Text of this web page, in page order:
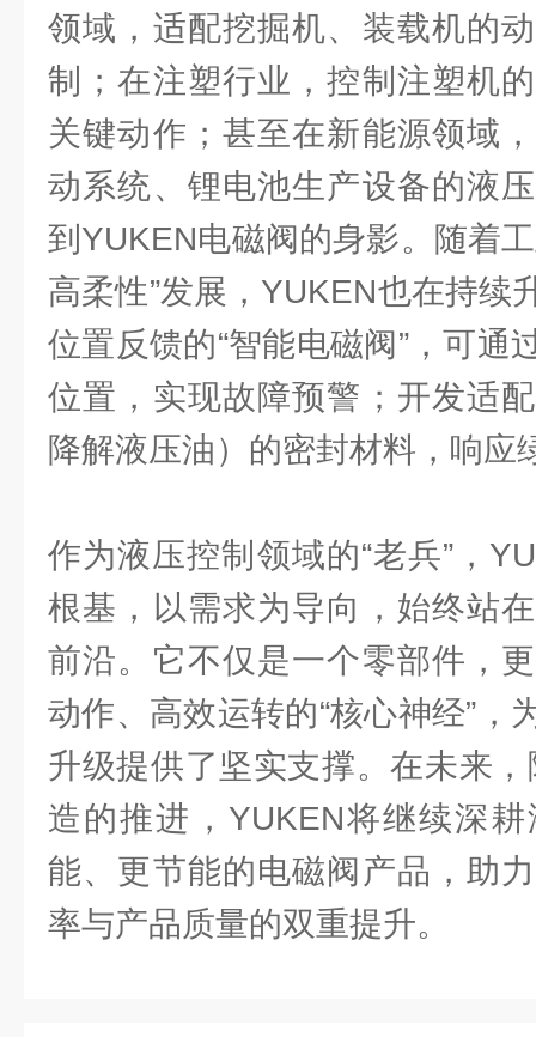
领域，适配挖掘机、装载机的
制；在注塑行业，控制注塑机
关键动作；甚至在新能源领域
动系统、锂电池生产设备的液
到YUKEN电磁阀的身影。随着
高柔性”发展，YUKEN也在持续
位置反馈的“智能电磁阀”，可通
位置，实现故障预警；开发适
降解液压油）的密封材料，响应
作为液压控制领域的“老兵”，
根基，以需求为导向，始终站
前沿。它不仅是一个零部件，
动作、高效运转的“核心神经”，
升级提供了坚实支撑。在未来
造的推进，YUKEN将继续深
能、更节能的电磁阀产品，助
率与产品质量的双重提升。